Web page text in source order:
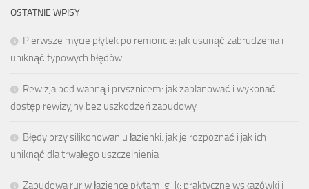
OSTATNIE WPISY
Pierwsze mycie płytek po remoncie: jak usunąć zabrudzenia i
uniknąć typowych błędów
Rewizja pod wanną i prysznicem: jak zaplanować i wykonać
dostęp rewizyjny bez uszkodzeń zabudowy
Błędy przy silikonowaniu łazienki: jak je rozpoznać i jak ich
uniknąć dla trwałego uszczelnienia
Zabudowa rur w łazience płytami g-k: praktyczne wskazówki i